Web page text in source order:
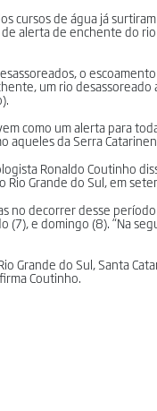
cursos de água já
alerta de enchente do
o
um rio
como um alerta para
aqueles da Serra
Ronaldo Coutinho
Grande do Sul, em
decorrer desse
e domingo (8). “Na
Grande do Sul, Santa
Coutinho.